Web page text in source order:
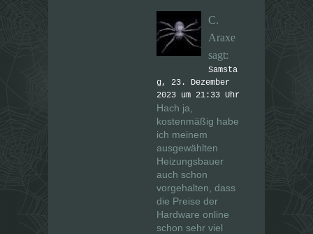
C.
Araxe
sagt:
Samsta
g, 23. Dezember
2023 um 21:33 Uhr
Hach ja,
kostenmäßig habe
ich meinem
ausgewählten
Heizungsbauer
auch schon
vorgehalten, dass
die Preise der
Hardware online
schon sehr viel